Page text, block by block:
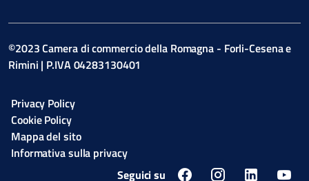
©2023 Camera di commercio della Romagna - Forli-Cesena e
Rimini | P.IVA 04283130401
Privacy Policy
Cookie Policy
Mappa del sito
Informativa sulla privacy
Seguici su